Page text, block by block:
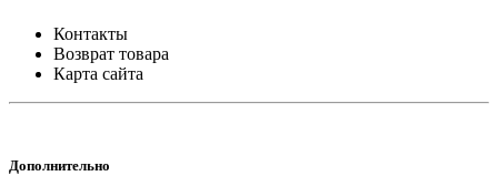
Контакты
Возврат товара
Карта сайта
Дополнительно